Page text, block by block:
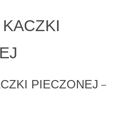
PIECZONEJ –